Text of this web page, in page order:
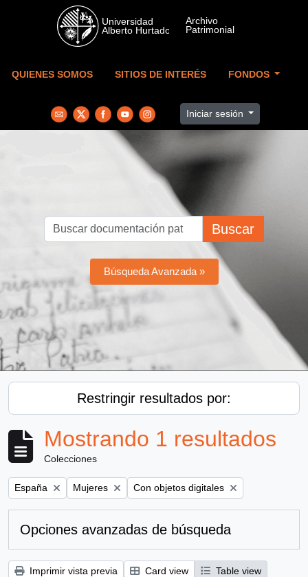
Skip to main content
QUIENES SOMOS SITIOS DE INTERÉS FONDOS
Iniciar sesión
Buscar
Búsqueda Avanzada »
Restringir resultados por:
Mostrando 1 resultados
Colecciones
Remove filter:
España Remove filter:
Mujeres Remove filter:
Con objetos digitales
Opciones avanzadas de búsqueda
Imprimir vista previa Card view
Table view